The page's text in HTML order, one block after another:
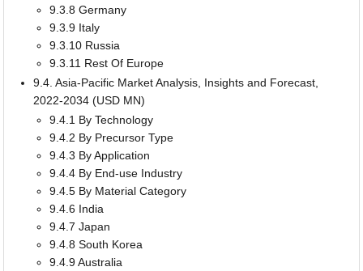
9.3.8 Germany
9.3.9 Italy
9.3.10 Russia
9.3.11 Rest Of Europe
9.4. Asia-Pacific Market Analysis, Insights and Forecast,
2022-2034 (USD MN)
9.4.1 By Technology
9.4.2 By Precursor Type
9.4.3 By Application
9.4.4 By End-use Industry
9.4.5 By Material Category
9.4.6 India
9.4.7 Japan
9.4.8 South Korea
9.4.9 Australia